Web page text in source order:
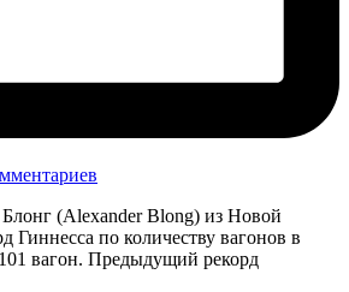
(Alexander Blong) из Новой
Гиннесса по количеству вагонов в
вагон. Предыдущий рекорд